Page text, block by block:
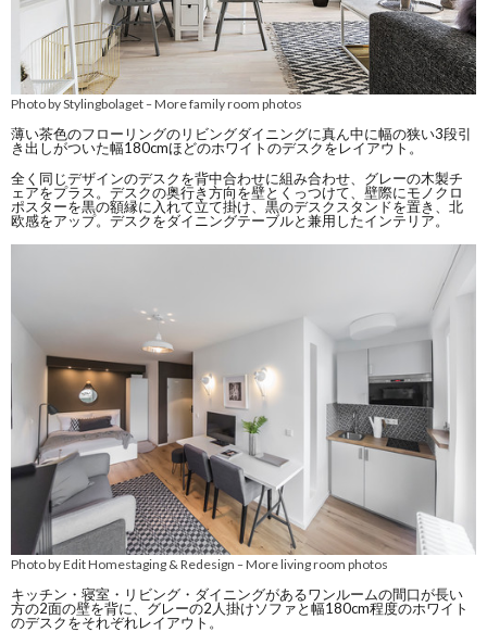
Photo by Stylingbolaget–More family room photos
薄い茶色のフローリングのリビングダイニングに真ん中に幅の狭い3段引
き出しがついた幅180cmほどのホワイトのデスクをレイアウト。
全く同じデザインのデスクを背中合わせに組み合わせ、グレーの木製チ
ェアをプラス。デスクの奥行き方向を壁とくっつけて、壁際にモノクロ
ポスターを黒の額縁に入れて立て掛け、黒のデスクスタンドを置き、北
欧感をアップ。デスクをダイニングテーブルと兼用したインテリア。
Photo by Edit Homestaging & Redesign –More living room photos
キッチン・寝室・リビング・ダイニングがあるワンルームの間口が長い
方の2面の壁を背に、グレーの2人掛けソファと幅180cm程度のホワイト
のデスクをそれぞれレイアウト。